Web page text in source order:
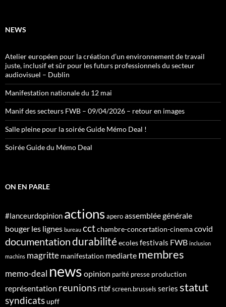
NEWS
Atelier européen pour la création d’un environnement de travail
juste, inclusif et sûr pour les futurs professionnels du secteur
audiovisuel – Dublin
Manifestation nationale du 12 mai
Manif des secteurs FWB – 09/04/2026 – retour en images
Salle pleine pour la soirée Guide Mémo Deal !
Soirée Guide du Mémo Deal
ON EN PARLE
#lanceurdopinion actions apero assemblée générale
bouger les lignes bureau cctchambre-concertation-cinemacovid
documentationdurabilitéecolesfestivals FWB inclusion
machins magritte manifestation mediarte membres
memo-deal news opinion parité presse production
représentation reunions rtbf screen.brussels series statut
syndicatsupff